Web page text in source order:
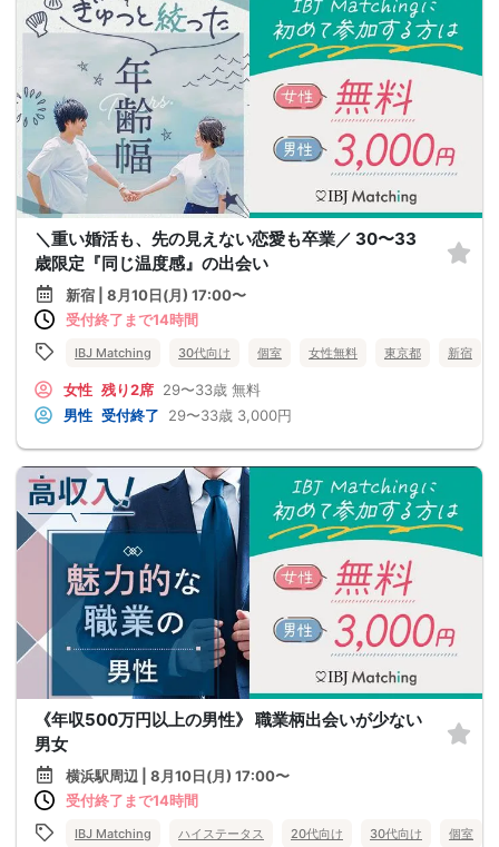
＼重い婚活も、先の見えない恋愛も卒業／ 30〜33
歳限定『同じ温度感』の出会い
新宿 | 8月10日(月) 17:00〜
受付終了まで14時間
IBJ Matching 30代向け 個室 女性無料 東京都 新宿
女性 残り2席 29〜33歳 無料
男性 受付終了 29〜33歳 3,000円
《年収500万円以上の男性》 職業柄出会いが少ない
男女
横浜駅周辺 | 8月10日(月) 17:00〜
受付終了まで14時間
IBJ Matching ハイステータス 20代向け 30代向け 個室